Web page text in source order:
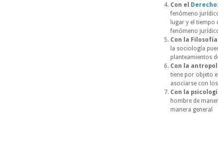
Con el
Derecho
fenómeno
lugar y el
fenómeno
Con la
la sociología
planteamientos
Con la
tiene por objeto
asociarse con
Con la
hombre de
manera general